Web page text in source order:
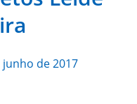
junho de 2017